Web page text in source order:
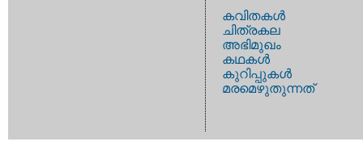
കവിതകള്‍
ചിത്രകല
അഭിമുഖം
കഥകള്‍
കുറിപ്പുകള്‍
മരമെഴുതുന്നത്